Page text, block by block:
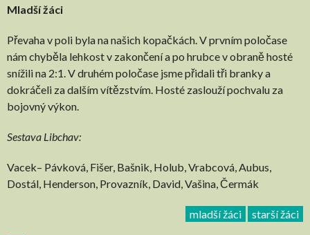
Mladší žáci
Převaha v poli byla na našich kopačkách. V prvním poločase
nám chyběla lehkost v zakončení a po hrubce v obraně hosté
snížili na 2:1. V druhém poločase jsme přidali tři branky a
dokráčeli za dalším vítězstvím. Hosté zaslouží pochvalu za
bojovný výkon.
Sestava Libchav:
Vacek– Pávková, Fišer, Bašnik, Holub, Vrabcová, Aubus,
Dostál, Henderson, Provazník, David, Vašina, Čermák
mladší žáci starší žáci